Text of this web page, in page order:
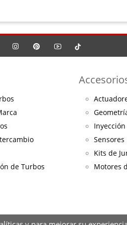
de Turbos
Inyección
Sensores
Kits de
Motores